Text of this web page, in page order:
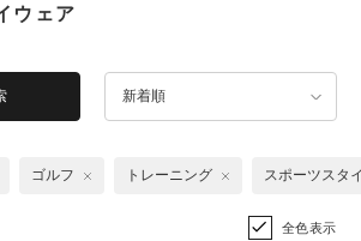
ウェア
新着順
ゴルフ トレーニング スポーツスタ
全色表示